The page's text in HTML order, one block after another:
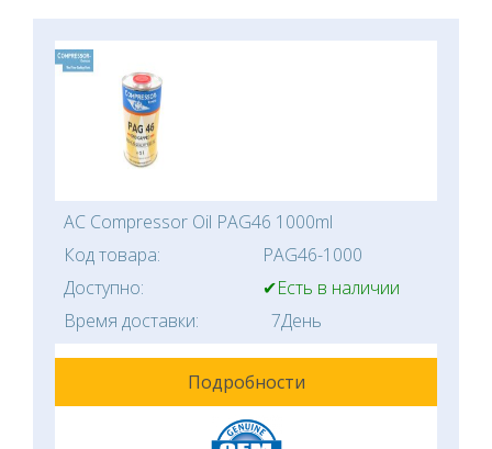
AC Compressor Oil PAG46 1000ml
Код товара:
PAG46-1000
Доступно:
✔Есть в наличии
Время доставки:
7День
Подробности